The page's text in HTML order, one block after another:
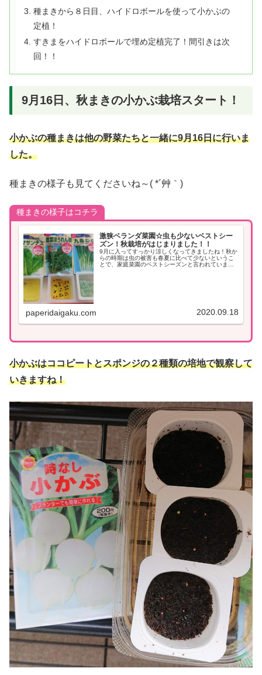
種まきから８日目、ハイドロボールを使って小かぶの
定植！
すきまをハイドロボールで埋め定植完了！間引きは次
回！！
9月16日、秋まきの小かぶ栽培スタート！
小かぶの種まきは他の野菜たちと一緒に9月16日に行いま
した。
種まきの様子も見てくださいね～( *´艸｀)
種まきの様子はコチラ
激狭ベランダ菜園☆虫も少ないベストシー
ズン！秋栽培がはじまりました！！
9月に入ってすっかり涼しくなってきましたね！秋か
らの時期は虫の被害も春夏に比べて少ないというこ
とで、家庭菜園のベストシーズンと言われています
paperidaigaku.com 2020.09.18
小かぶはココピートとスポンジの２種類の培地で観察して
いきますね！